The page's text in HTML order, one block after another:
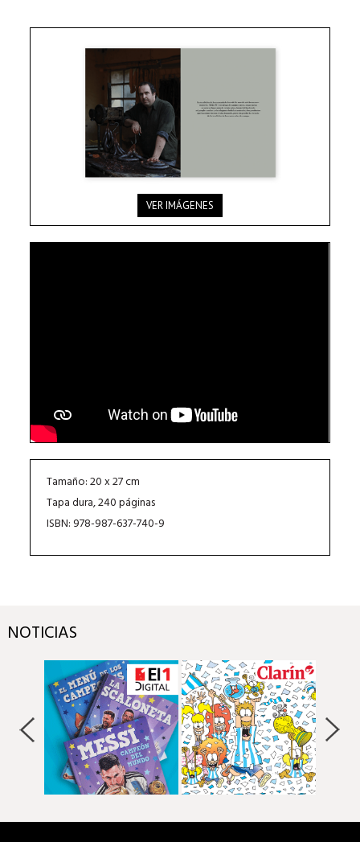
VER IMÁGENES
Tamaño: 20 x 27 cm
Tapa dura, 240 páginas
ISBN: 978-987-637-740-9
NOTICIAS